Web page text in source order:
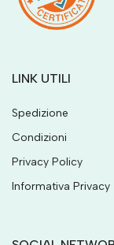
LINK UTILI
Spedizione
Condizioni
Privacy Policy
Informativa Privacy